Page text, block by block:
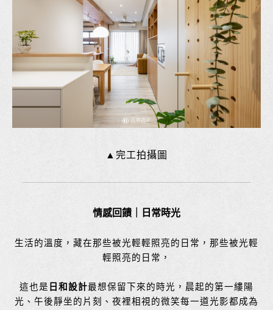
▲完工拍攝圖
情感回饋｜日常時光
生活的溫度，藏在那些被光輕輕照亮的日常，那些被光輕
輕照亮的日常，
這也是 日和設計最想保留下來的時光，晨起的第一縷陽
光、午後靜坐的片刻、夜裡相視的微笑每一道光影都成為